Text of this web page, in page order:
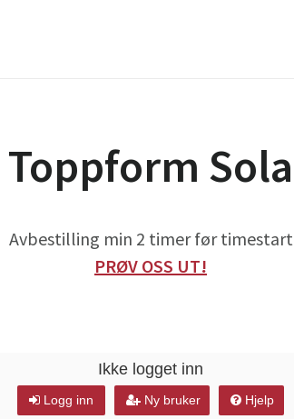
Toppform Sola
Avbestilling min 2 timer før timestart
PRØV OSS UT!